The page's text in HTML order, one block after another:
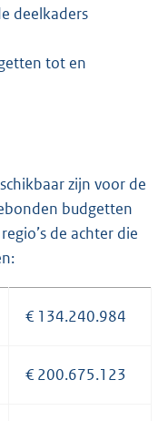
deelkaders
tot en
zijn voor de
budgetten
de achter die
€ 134.240.984
€ 200.675.123